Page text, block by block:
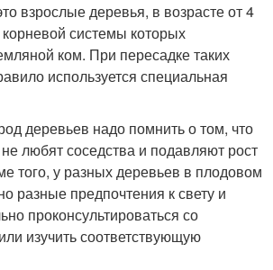
взрослые деревья, в возрасте от 4
корневой системы которых
ком. При пересадке таких
используется специальная
деревьев надо помнить о том, что
любят соседства и подавляют рост
того, у разных деревьев в плодовом
разные предпочтения к свету и
проконсультироваться со
изучить соответствующую